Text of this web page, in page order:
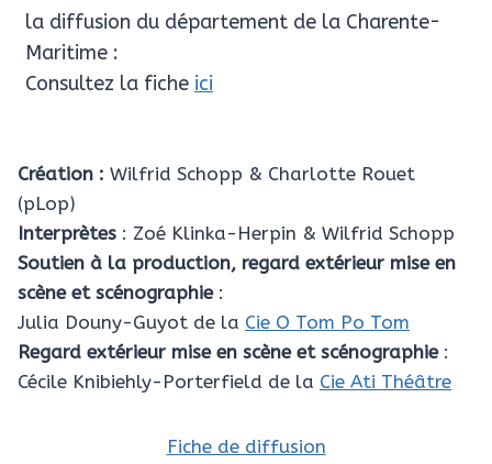
la diffusion du département de la Charente-
Maritime :
Consultez la fiche ici
Création : Wilfrid Schopp & Charlotte Rouet
(pLop)
Interprètes : Zoé Klinka-Herpin & Wilfrid Schopp
Soutien à la production, regard extérieur mise en
scène et scénographie:
Julia Douny-Guyot de la Cie O Tom Po Tom
Regard extérieur mise en scène et scénographie:
Cécile Knibiehly-Porterfield de la Cie Ati Théâtre
Fiche de diffusion